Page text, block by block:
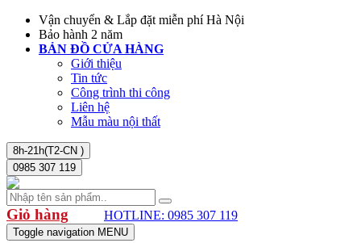
Vận chuyển & Lắp đặt miễn phí Hà Nội
Bảo hành 2 năm
BẢN ĐỒ CỬA HÀNG
Giới thiệu
Tin tức
Công trình thi công
Liên hệ
Mẫu màu nội thất
8h-21h(T2-CN )
0985 307 119
Giỏ hàng HOTLINE: 0985 307 119
Toggle navigation MENU